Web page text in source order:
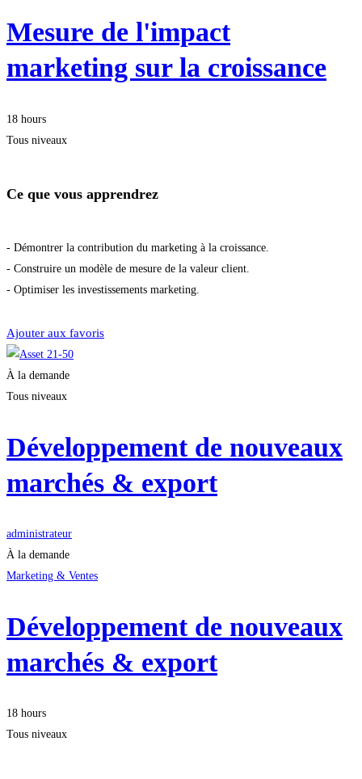
Mesure de l'impact
marketing sur la croissance
18 hours
Tous niveaux
Ce que vous apprendrez
- Démontrer la contribution du marketing à la croissance.
- Construire un modèle de mesure de la valeur client.
- Optimiser les investissements marketing.
Ajouter aux favoris
À la demande
Tous niveaux
Développement de nouveaux
marchés & export
administrateur
À la demande
Marketing & Ventes
Développement de nouveaux
marchés & export
18 hours
Tous niveaux